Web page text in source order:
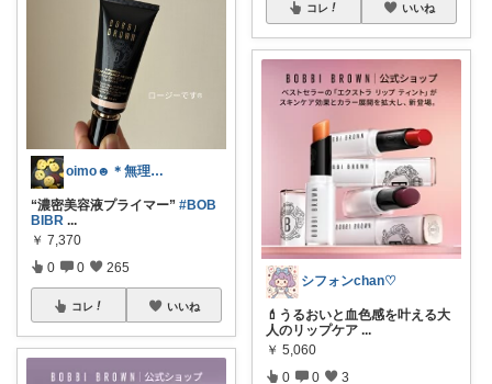
oimo☻︎＊無理せずします🙇‍♀️
“濃密美容液プライマー” #BOB
BIBR ...
￥ 7,370
0 0 265
コレ いいね
コレ いいね
シフォンchan♡
💄うるおいと血色感を叶える大
人のリップケア ...
￥ 5,060
0 0 3